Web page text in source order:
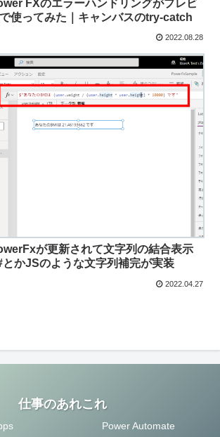
FXのエラーハンドリングがプレビ
使ってみた｜キャンバスのtry-catch
2022.08.28
が更新されて文字列の結合表示
かJSのような文字列補完が実装
2022.04.27
仕事のあれこれ
Power Automate